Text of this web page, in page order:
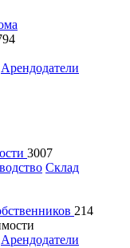
Арендодатели
3007
Склад
214
Арендодатели